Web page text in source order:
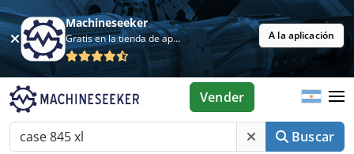
Machineseeker
Gratis en la tienda de aplicaciones A la aplicación
Buscar
Vender